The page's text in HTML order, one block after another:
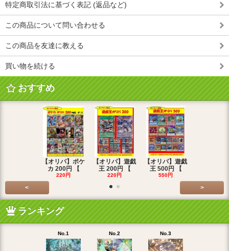
特定商取引法に基づく表記 (返品など)
この商品について問い合わせる
この商品を友達に教える
買い物を続ける
おすすめ
【オリパ】ポケ
カ 200円 【
220円
【オリパ】遊戯
王 200円 【
220円
【オリパ】遊戯
王 500円 【
550円
< >
ランキング
No.1 No.2 No.3